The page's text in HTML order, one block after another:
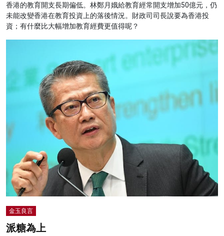
香港的教育開支長期偏低。林鄭月娥給教育經常開支增加50億元，仍
未能改變香港在教育投資上的落後情況。財政司司長說要為香港投
資；有什麼比大幅增加教育經費更值得呢？
金玉良言
派糖為上